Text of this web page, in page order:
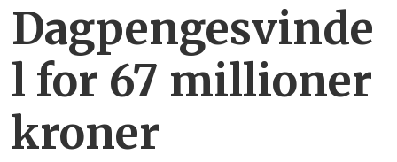
Dagpengesvinde
l for 67 millioner
kroner